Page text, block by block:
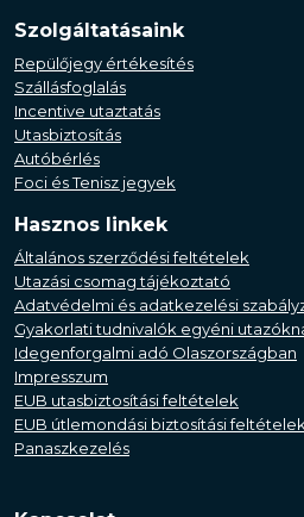
Szolgáltatásaink
Repülőjegy értékesítés
Szállásfoglalás
Incentive utaztatás
Utasbiztosítás
Autóbérlés
Foci és Tenisz jegyek
Hasznos linkek
Általános szerződési feltételek
Utazási csomag tájékoztató
Adatvédelmi és adatkezelési
Gyakorlati tudnivalók egyéni
Idegenforgalmi adó Olaszországban
Impresszum
EUB utasbiztosítási feltételek
EUB útlemondási biztosítási feltételek
Panaszkezelés